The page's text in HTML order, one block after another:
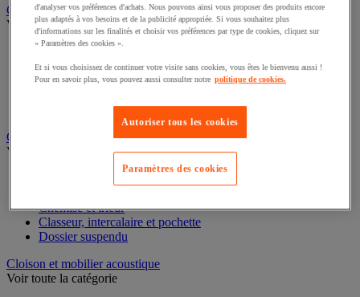
Chauffage, climatisation et traitement de l'air
Voir toute la catégorie
Climatiseur
Rafraîchisseur d'air
Classement et archivage
Voir toute la catégorie
Chemise et trieur
Classeur, intercalaire et pochette
Dossier suspendu
Cloison et mobilier acoustique
Voir toute la catégorie
d'analyser vos préférences d'achats. Nous pouvons ainsi vous proposer des produits encore
plus adaptés à vos besoins et de la publicité appropriée. Si vous souhaitez plus
d'informations sur les finalités et choisir vos préférences par type de cookies, cliquez sur
« Paramètres des cookies ».
Et si vous choisissez de continuer votre visite sans cookies, vous êtes le bienvenu aussi !
Pour en savoir plus, vous pouvez aussi consulter notre politique de cookies.
Autoriser tous les cookies
Paramètres des cookies